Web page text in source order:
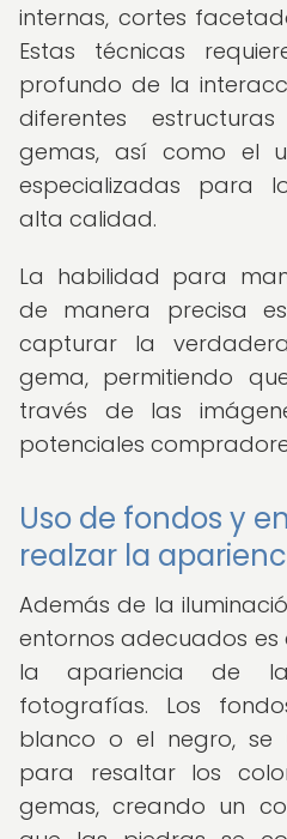
internas, cortes
Estas técnicas
profundo de la
diferentes
gemas, así como el
especializadas para
alta calidad.
La habilidad para
de manera precisa
capturar la
gema, permitiendo
través de las
potenciales
Uso de fondos y
realzar la
Además de la
entornos adecuados
la apariencia de
fotografías. Los
blanco o el negro, se
para resaltar los
gemas, creando un